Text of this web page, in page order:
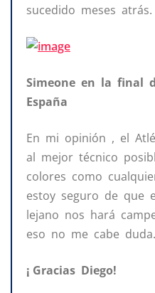
sucedido meses atrás.
Simeone en la final
España
En mi opinión , el
al mejor técnico
colores como
estoy seguro de que
lejano nos hará
eso no me cabe duda.
¡ Gracias Diego!